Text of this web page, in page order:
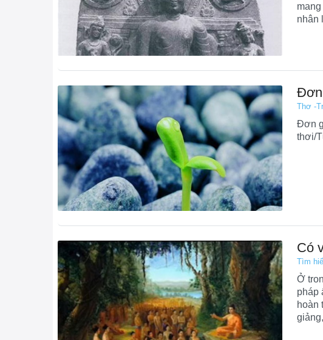
nhân
Thơ -
Đơn
thơi/
Có
Tìm
Ở
pháp
hoàn